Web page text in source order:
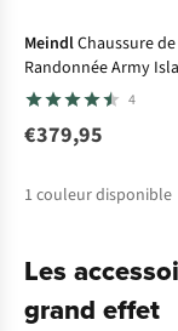
MeindlChaussure de
Randonnée Army
Pro
4
€379,95
1 couleur disponible
Les
grand effet